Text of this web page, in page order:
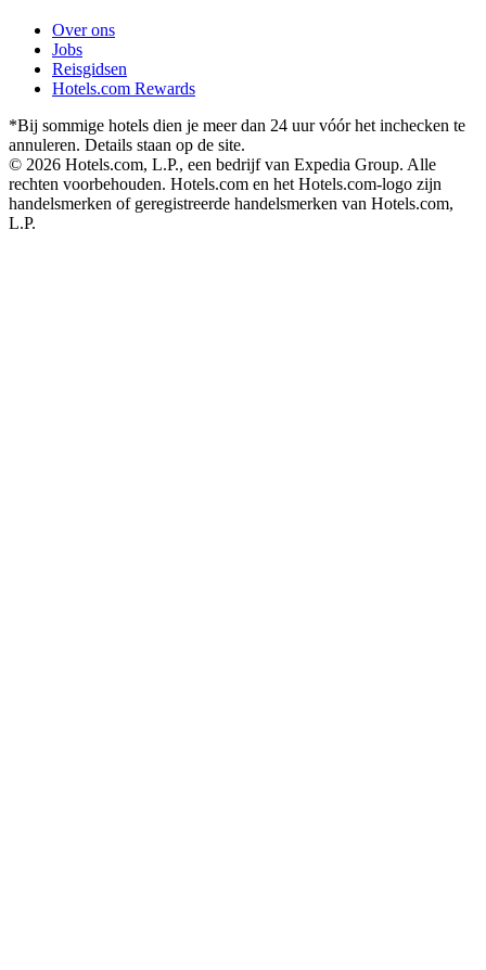
Over ons
Jobs
Reisgidsen
Hotels.com Rewards
*Bij sommige hotels dien je meer dan 24 uur vóór het inchecken te
annuleren. Details staan op de site.
© 2026 Hotels.com, L.P., een bedrijf van Expedia Group. Alle
rechten voorbehouden. Hotels.com en het Hotels.com-logo zijn
handelsmerken of geregistreerde handelsmerken van Hotels.com,
L.P.